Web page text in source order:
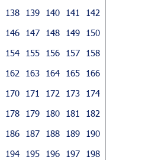
138 139 140 141
142
146 147 148 149
150
154 155 156 157
158
162 163 164 165
166
170 171 172 173
174
178 179 180 181
182
186 187 188 189
190
194 195 196 197
198